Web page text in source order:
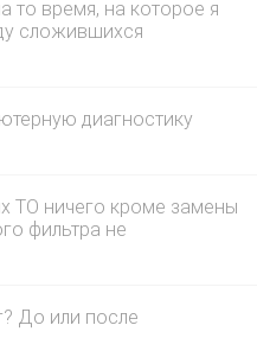
то время, на которое я
сложившихся
диагностику
ТО ничего кроме замены
фильтра не
До или после